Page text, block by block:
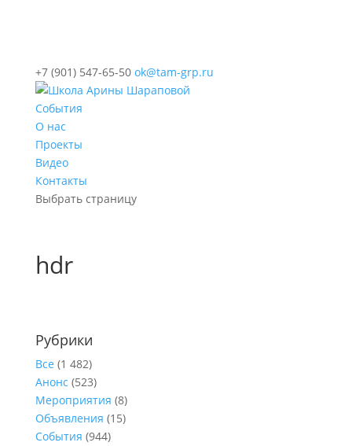
+7 (901) 547-65-50 ok@tam-grp.ru
События
О нас
Проекты
Видео
Контакты
Выбрать страницу
hdr
Рубрики
Все (1 482)
Анонс (523)
Мероприятия (8)
Объявления (15)
События (944)